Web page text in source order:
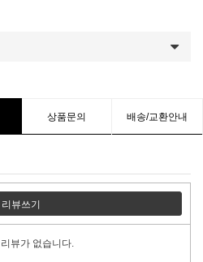
상품문의 배송/교환안내
리뷰쓰기
뷰가 없습니다.